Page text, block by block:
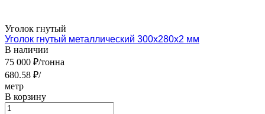
Уголок гнутый
Уголок гнутый металлический 300х280х2 мм
В наличии
75 000 ₽/тонна
680.58 ₽/
метр
В корзину